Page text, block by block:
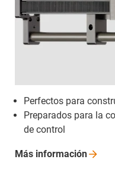
Perfectos para
Preparados para la
de control
Más información